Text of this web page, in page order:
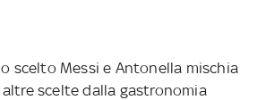
scelto Messi e Antonella mischia
scelte dalla gastronomia